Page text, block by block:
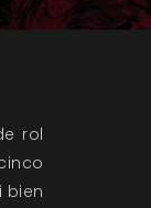
rol
bien